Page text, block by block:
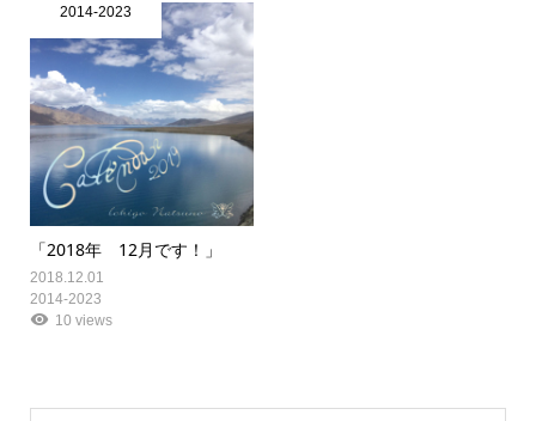
2014-2023
「2018年 12月です！」
2018.12.01
2014-2023
10 views